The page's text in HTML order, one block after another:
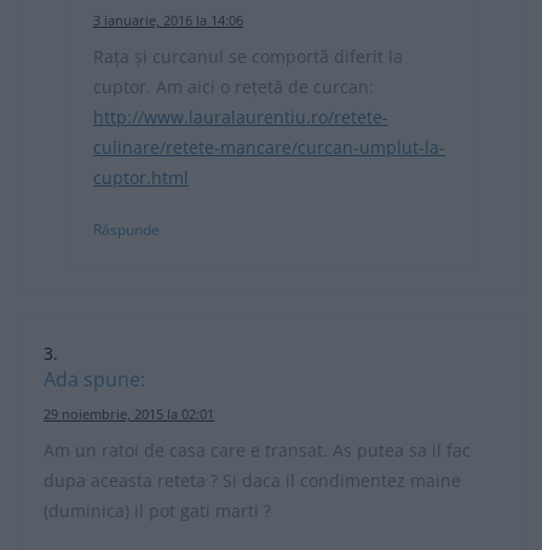
3 ianuarie, 2016 la 14:06
Rața și curcanul se comportă diferit la
cuptor. Am aici o rețetă de curcan:
http://www.lauralaurentiu.ro/retete-
culinare/retete-mancare/curcan-umplut-la-
cuptor.html
Răspunde
Ada spune:
29 noiembrie, 2015 la 02:01
Am un ratoi de casa care e transat. As putea sa il fac
dupa aceasta reteta ? Si daca il condimentez maine
(duminica) il pot gati marti ?